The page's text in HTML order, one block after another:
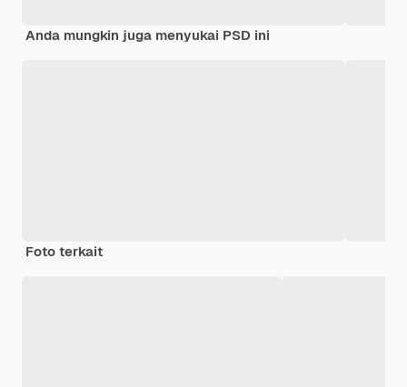
Anda mungkin juga menyukai PSD ini
Foto terkait